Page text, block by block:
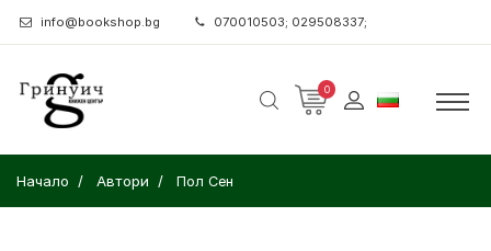
info@bookshop.bg 070010503; 029508337;
0
Начало Автори Пол Сен